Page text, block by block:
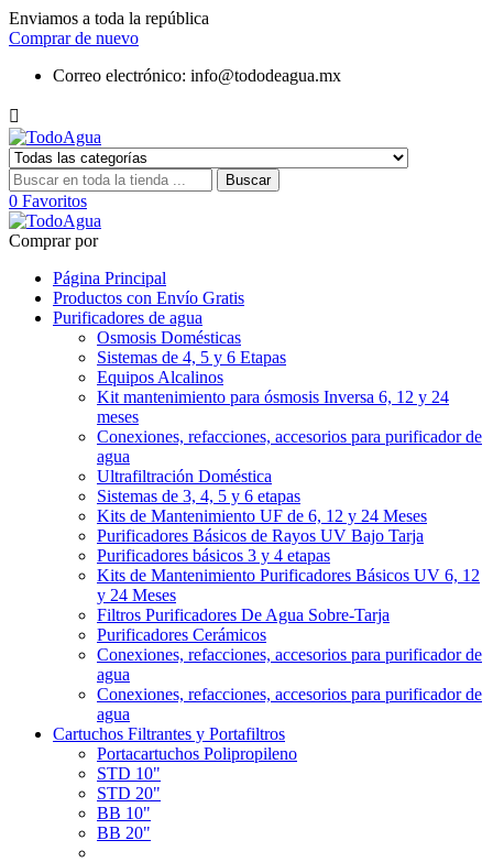
Enviamos a toda la república
Comprar de nuevo
Correo electrónico: info@tododeagua.mx

Buscar
0 Favoritos
Comprar por
Página Principal
Productos con Envío Gratis
Purificadores de agua
Osmosis Domésticas
Sistemas de 4, 5 y 6 Etapas
Equipos Alcalinos
Kit mantenimiento para ósmosis Inversa 6, 12 y 24
meses
Conexiones, refacciones, accesorios para purificador de
agua
Ultrafiltración Doméstica
Sistemas de 3, 4, 5 y 6 etapas
Kits de Mantenimiento UF de 6, 12 y 24 Meses
Purificadores Básicos de Rayos UV Bajo Tarja
Purificadores básicos 3 y 4 etapas
Kits de Mantenimiento Purificadores Básicos UV 6, 12
y 24 Meses
Filtros Purificadores De Agua Sobre-Tarja
Purificadores Cerámicos
Conexiones, refacciones, accesorios para purificador de
agua
Conexiones, refacciones, accesorios para purificador de
agua
Cartuchos Filtrantes y Portafiltros
Portacartuchos Polipropileno
STD 10"
STD 20"
BB 10"
BB 20"